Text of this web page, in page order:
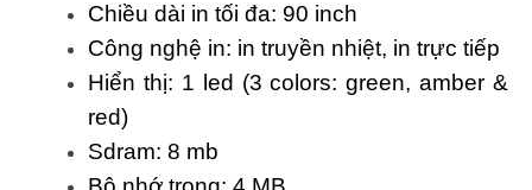
Chiều dài in tối đa: 90 inch
Công nghệ in: in truyền nhiệt, in trực tiếp
Hiển thị: 1 led (3 colors: green, amber &
red)
Sdram: 8 mb